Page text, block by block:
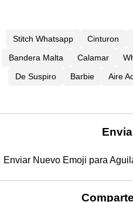
Stitch Whatsapp Cinturon
Bandera Malta
Calamar
De Suspiro
Barbie Aire
Enviar Nuevo Emoji para